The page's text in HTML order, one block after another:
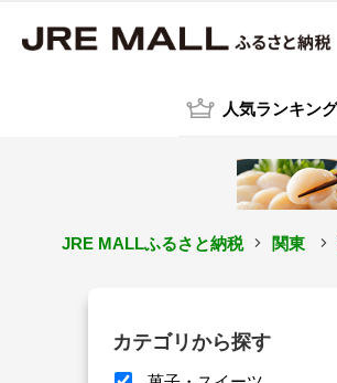
人気ランキング
JRE MALLふるさと納税 関東
カテゴリから探す